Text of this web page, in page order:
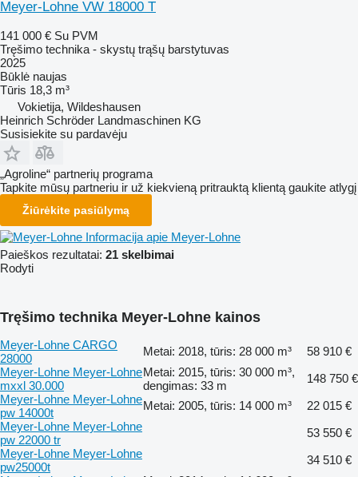
Meyer-Lohne VW 18000 T
141 000 € Su PVM
Tręšimo technika - skystų trąšų barstytuvas
2025
Būklė naujas
Tūris 18,3 m³
Vokietija, Wildeshausen
Heinrich Schröder Landmaschinen KG
Susisiekite su pardavėju
„Agroline“ partnerių programa
Tapkite mūsų partneriu ir už kiekvieną pritrauktą klientą gaukite atlygį
Žiūrėkite pasiūlymą
Informacija apie Meyer-Lohne
Paieškos rezultatai: 21 skelbimai
Rodyti
Tręšimo technika Meyer-Lohne kainos
Meyer-Lohne CARGO
28000
Metai: 2018, tūris: 28 000 m³
58 910 €
Meyer-Lohne Meyer-Lohne
mxxl 30.000
Metai: 2015, tūris: 30 000 m³,
dengimas: 33 m
148 750 €
Meyer-Lohne Meyer-Lohne
pw 14000t
Metai: 2005, tūris: 14 000 m³
22 015 €
Meyer-Lohne Meyer-Lohne
pw 22000 tr
53 550 €
Meyer-Lohne Meyer-Lohne
pw25000t
34 510 €